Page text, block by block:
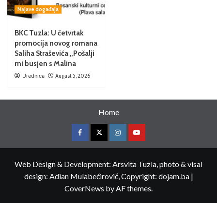
Najave događaja
BKC Tuzla: U četvrtak
promocija novog romana
Saliha Straševića „Pošalji
mi busjen s Malina
Urednica August 5, 2026
Home
Web Design & Development: Arsvita Tuzla, photo & visal
design: Adian Mulabećirović, Copyright: dojam.ba |
CoverNews by AF themes.